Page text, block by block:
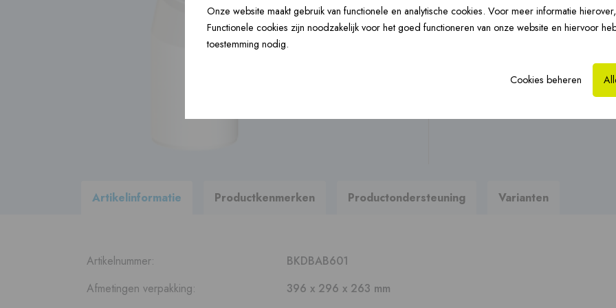
CLV-renovatie › Vloerverwarming ›
Stel uw vraag
Op zoek naar brochures,
Naar
Artikelinformatie Productkenmerken Productondersteuning Varianten
Artikelnummer:
BKDBAB601
Afmetingen verpakking:
396 x 296 x 263 mm
Onze website maakt gebruik van functionele en analytische cookies. Voor meer informatie
Functionele cookies zijn noodzakelijk voor het goed functioneren van onze website en hiervoor
toestemming nodig.
Cookies beheren